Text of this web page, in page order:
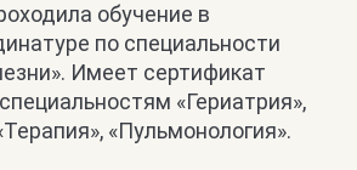
обучение в
по специальности
Имеет сертификат
«Гериатрия»,
«Пульмонология».